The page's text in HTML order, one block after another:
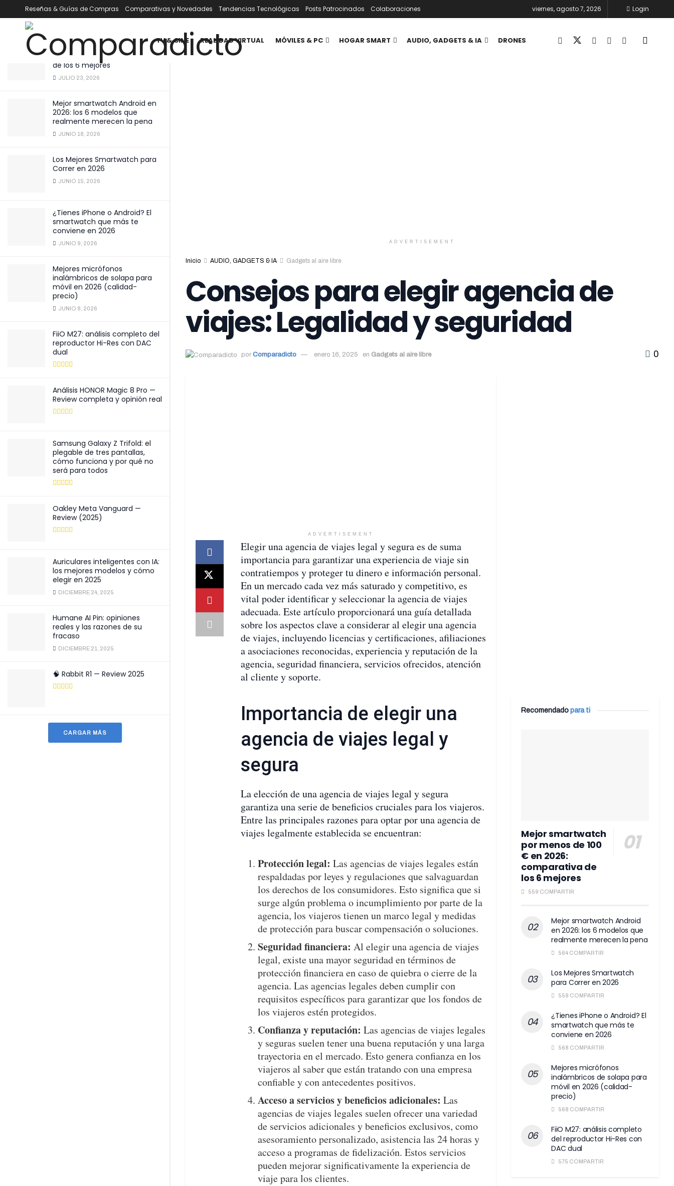
ÚLTIMOS TENDENCIA Filtrar
viajes: Legalidad y seguridad
Mejor smartwatch por menos
de 100 € en 2026: comparativa
de los 6 mejores
JULIO 23, 2026
Mejor smartwatch Android en
2026: los 6 modelos que
realmente merecen la pena
JUNIO 18, 2026
Los Mejores Smartwatch para
Correr en 2026
JUNIO 15, 2026
¿Tienes iPhone o Android? El
smartwatch que más te
conviene en 2026
JUNIO 9, 2026
Mejores micrófonos
inalámbricos de solapa para
móvil en 2026 (calidad-
precio)
JUNIO 8, 2026
FiiO M27: análisis completo del
reproductor Hi-Res con DAC
dual
Análisis HONOR Magic 8 Pro —
Review completa y opinión real
Samsung Galaxy Z Trifold: el
plegable de tres pantallas,
cómo funciona y por qué no
será para todos
Oakley Meta Vanguard —
Review (2025)
Auriculares inteligentes con IA:
los mejores modelos y cómo
elegir en 2025
DICIEMBRE 24, 2025
Humane AI Pin: opiniones
reales y las razones de su
fracaso
DICIEMBRE 21, 2025
🧠 Rabbit R1 — Review 2025
CARGAR MÁS
Reseñas & Guías de Compras Comparativas y Novedades Tendencias Tecnológicas Posts Patrocinados Colaboraciones viernes, agosto 7, 2026 Login
TV & CINE REALIDAD VIRTUAL MÓVILES & PC HOGAR SMART AUDIO, GADGETS & IA DRONES
ADVERTISEMENT
Inicio AUDIO, GADGETS & IA Gadgets al aire libre
Consejos para elegir agencia de
viajes: Legalidad y seguridad
por Comparadicto enero 16, 2025 en Gadgets al aire libre 0
ADVERTISEMENT
Elegir una agencia de viajes legal y segura es de suma
importancia para garantizar una experiencia de viaje sin
contratiempos y proteger tu dinero e información personal.
En un mercado cada vez más saturado y competitivo, es
vital poder identificar y seleccionar la agencia de viajes
adecuada. Este artículo proporcionará una guía detallada
sobre los aspectos clave a considerar al elegir una agencia
de viajes, incluyendo licencias y certificaciones, afiliaciones
a asociaciones reconocidas, experiencia y reputación de la
agencia, seguridad financiera, servicios ofrecidos, atención
al cliente y soporte.
Importancia de elegir una
agencia de viajes legal y
segura
La elección de una agencia de viajes legal y segura
garantiza una serie de beneficios cruciales para los viajeros.
Entre las principales razones para optar por una agencia de
viajes legalmente establecida se encuentran:
Protección legal: Las agencias de viajes legales están
respaldadas por leyes y regulaciones que salvaguardan
los derechos de los consumidores. Esto significa que si
surge algún problema o incumplimiento por parte de la
agencia, los viajeros tienen un marco legal y medidas
de protección para buscar compensación o soluciones.
Seguridad financiera: Al elegir una agencia de viajes
legal, existe una mayor seguridad en términos de
protección financiera en caso de quiebra o cierre de la
agencia. Las agencias legales deben cumplir con
requisitos específicos para garantizar que los fondos de
los viajeros estén protegidos.
Confianza y reputación: Las agencias de viajes legales
y seguras suelen tener una buena reputación y una larga
trayectoria en el mercado. Esto genera confianza en los
viajeros al saber que están tratando con una empresa
confiable y con antecedentes positivos.
Acceso a servicios y beneficios adicionales: Las
agencias de viajes legales suelen ofrecer una variedad
de servicios adicionales y beneficios exclusivos, como
asesoramiento personalizado, asistencia las 24 horas y
acceso a programas de fidelización. Estos servicios
pueden mejorar significativamente la experiencia de
viaje para los clientes.
Recomendadopara ti
Mejor smartwatch
por menos de 100
€ en 2026:
comparativa de
los 6 mejores
559 COMPARTIR
Mejor smartwatch Android
en 2026: los 6 modelos que
realmente merecen la pena
564 COMPARTIR
Los Mejores Smartwatch
para Correr en 2026
559 COMPARTIR
¿Tienes iPhone o Android? El
smartwatch que más te
conviene en 2026
568 COMPARTIR
Mejores micrófonos
inalámbricos de solapa para
móvil en 2026 (calidad-
precio)
568 COMPARTIR
FiiO M27: análisis completo
del reproductor Hi-Res con
DAC dual
575 COMPARTIR